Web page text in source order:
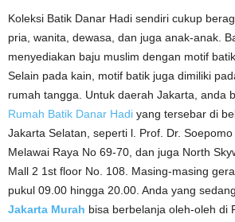
Koleksi Batik Danar Hadi sendiri cukup
pria, wanita, dewasa, dan juga anak-anak.
menyediakan baju muslim dengan motif
Selain pada kain, motif batik juga dimiliki
rumah tangga. Untuk daerah Jakarta, anda
Rumah Batik Danar Hadi yang tersebar di
Jakarta Selatan, seperti l. Prof. Dr. Soepomo
Melawai Raya No 69-70, dan juga North
Mall 2 1st floor No. 108. Masing-masing
pukul 09.00 hingga 20.00. Anda yang sedang
Jakarta Murah bisa berbelanja oleh-oleh di